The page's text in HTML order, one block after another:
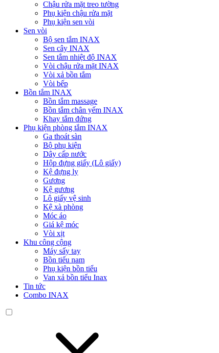
Chậu rửa mặt treo tường
Phụ kiện chậu rửa mặt
Phụ kiện sen vòi
Sen vòi
Bộ sen tắm INAX
Sen cây INAX
Sen tắm nhiệt độ INAX
Vòi chậu rửa mặt INAX
Vòi xả bồn tắm
Vòi bếp
Bồn tắm INAX
Bồn tắm massage
Bồn tắm chân yếm INAX
Khay tắm đứng
Phụ kiện phòng tắm INAX
Ga thoát sàn
Bộ phụ kiện
Dây cấp nước
Hộp đựng giấy (Lô giấy)
Kệ đựng ly
Gương
Kệ gương
Lô giấy vệ sinh
Kệ xà phòng
Móc áo
Giá kệ móc
Vòi xịt
Khu công cộng
Máy sấy tay
Bồn tiểu nam
Phụ kiện bồn tiểu
Van xả bồn tiểu Inax
Tin tức
Combo INAX